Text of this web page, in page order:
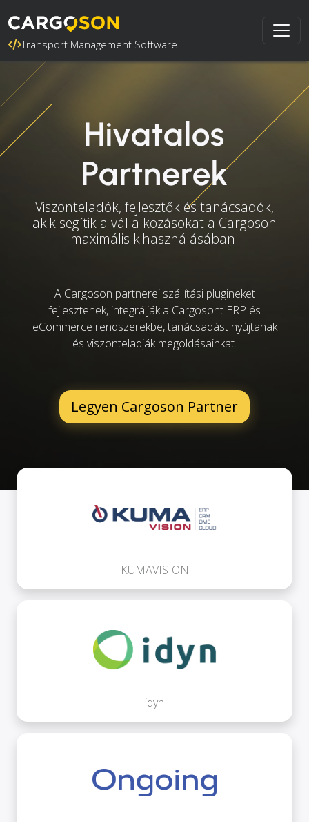
Transport Management Software
Hivatalos
Partnerek
Viszonteladók, fejlesztők és tanácsadók,
akik segítik a vállalkozásokat a Cargoson
maximális kihasználásában.
A Cargoson partnerei szállítási plugineket
fejlesztenek, integrálják a Cargosont ERP és
eCommerce rendszerekbe, tanácsadást nyújtanak
és viszonteladják megoldásainkat.
Legyen Cargoson Partner
KUMAVISION
idyn